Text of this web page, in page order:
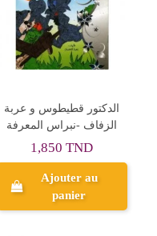
الغراب و الثعلب-روضة
الصغار-المعارف
0,850 TND
Ajouter au
panier